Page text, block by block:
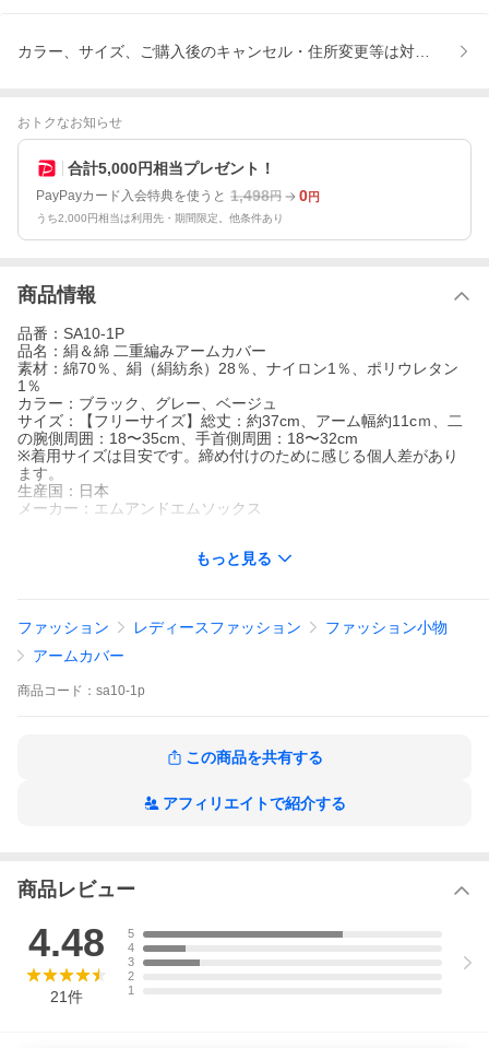
カラー、サイズ、ご購入後のキャンセル・住所変更等は対応いた
おトクなお知らせ
合計5,000円相当プレゼント！
PayPayカード入会特典を使うと 1,498円 0円
うち2,000円相当は利用先・期間限定。他条件あり
商品情報
品番：SA10-1P
品名：絹＆綿 二重編みアームカバー
素材：綿70％、絹（絹紡糸）28％、ナイロン1％、ポリウレタン
1％
カラー：ブラック、グレー、ベージュ
サイズ：【フリーサイズ】総丈：約37cm、アーム幅約11cｍ、二
の腕側周囲：18〜35cm、手首側周囲：18〜32cm
※着用サイズは目安です。締め付けのために感じる個人差があり
ます。
生産国：日本
メーカー：エムアンドエムソックス
編みアームカバー】が新登場です。表に綿、内側に絹を使った二
でたぷっとした作りなので風を通して涼しいです。幅が広め＆両
端の締め付けも少ないのでレッグウォーマーとしてもお使いいた
だけます。
【その他】
・洗濯は49度以下の水、またはお湯でお願いいたします。
・乾燥機（タンブラー乾燥）は使用しないでください。
もっと見る
ファッション レディースファッション
ファッション小物
アームカバー
商品 コード： sa10-1p
この商品を共有する
アフィリエイトで紹介する
商品レビュー
4.48
21件
5
4
3
2
1